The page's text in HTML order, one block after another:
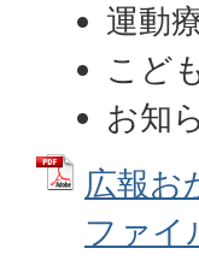
運動
こど
お知
広報お
ファイ